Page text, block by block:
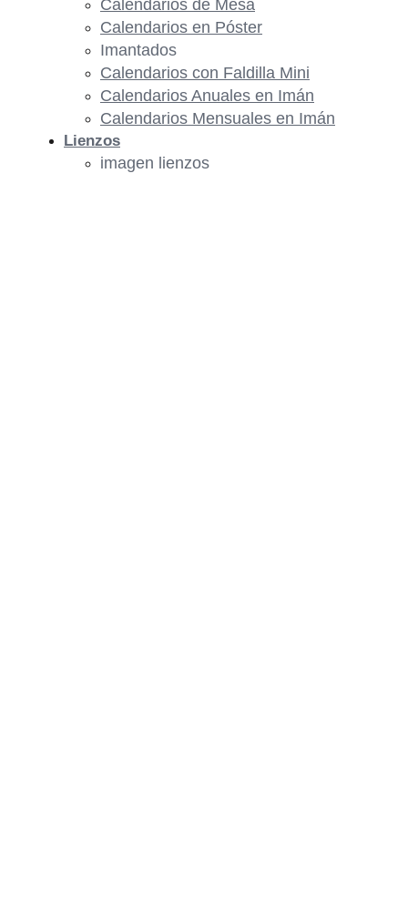
Calendarios de Mesa
Calendarios en Póster
Imantados
Calendarios con Faldilla Mini
Calendarios Anuales en Imán
Calendarios Mensuales en Imán
Lienzos
imagen lienzos